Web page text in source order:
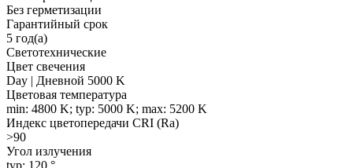
Без герметизации
Гарантийный срок
5 год(а)
Светотехнические
Цвет свечения
Day | Дневной 5000 K
Цветовая температура
min: 4800 K; typ: 5000 K; max: 5200 K
Индекс цветопередачи CRI (Ra)
>90
Угол излучения
typ: 120 °